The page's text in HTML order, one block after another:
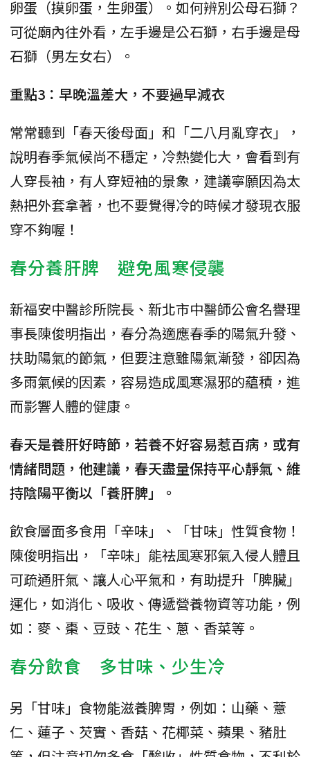
卵蛋（摸卵蛋，生卵蛋）。如何辨別公母石獅？
可從廟內往外看，左手邊是公石獅，右手邊是母
石獅（男左女右）。
重點3：早晚溫差大，不要過早減衣
常常聽到「春天後母面」和「二八月亂穿衣」，
說明春季氣候尚不穩定，冷熱變化大，會看到有
人穿長袖，有人穿短袖的景象，建議寧願因為太
熱把外套拿著，也不要覺得冷的時候才發現衣服
穿不夠喔！
春分養肝脾 避免風寒侵襲
新福安中醫診所院長、新北市中醫師公會名譽理
事長陳俊明指出，春分為適應春季的陽氣升發、
扶助陽氣的節氣，但要注意雖陽氣漸發，卻因為
多雨氣候的因素，容易造成風寒濕邪的藴積，進
而影響人體的健康。
春天是養肝好時節，若養不好容易惹百病，或有
情緒問題，他建議，春天盡量保持平心靜氣、維
持陰陽平衡以「養肝脾」。
飲食層面多食用「辛味」、「甘味」性質食物！
陳俊明指出，「辛味」能祛風寒邪氣入侵人體且
可疏通肝氣、讓人心平氣和，有助提升「脾臟」
運化，如消化、吸收、傳遞營養物資等功能，例
如：麥、棗、豆豉、花生、蔥、香菜等。
春分飲食 多甘味、少生冷
另「甘味」食物能滋養脾胃，例如：山藥、薏
仁、蓮子、芡實、香菇、花椰菜、蘋果、豬肚